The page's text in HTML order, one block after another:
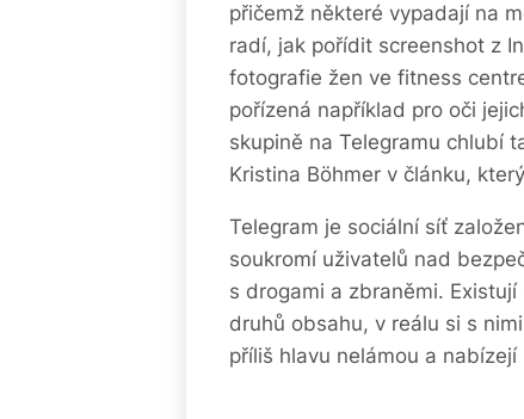
přičemž některé vypadají na
radí, jak pořídit screenshot z
fotografie žen ve fitness
pořízená například pro oči
skupině na Telegramu chlubí
Kristina Böhmer v článku,
Telegram je sociální síť
soukromí uživatelů nad
s drogami a zbraněmi.
druhů obsahu, v reálu si s
příliš hlavu nelámou a